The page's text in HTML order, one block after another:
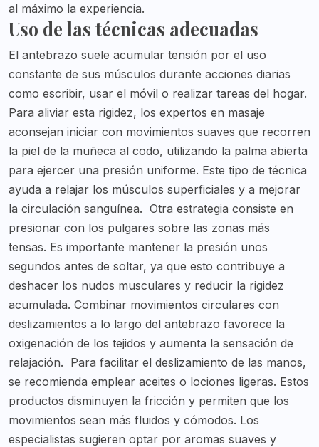
al máximo la experiencia.
Uso de las técnicas adecuadas
El antebrazo suele acumular tensión por el uso
constante de sus músculos durante acciones diarias
como escribir, usar el móvil o realizar tareas del hogar.
Para aliviar esta rigidez, los expertos en masaje
aconsejan iniciar con movimientos suaves que recorren
la piel de la muñeca al codo, utilizando la palma abierta
para ejercer una presión uniforme. Este tipo de técnica
ayuda a relajar los músculos superficiales y a mejorar
la circulación sanguínea. Otra estrategia consiste en
presionar con los pulgares sobre las zonas más
tensas. Es importante mantener la presión unos
segundos antes de soltar, ya que esto contribuye a
deshacer los nudos musculares y reducir la rigidez
acumulada. Combinar movimientos circulares con
deslizamientos a lo largo del antebrazo favorece la
oxigenación de los tejidos y aumenta la sensación de
relajación. Para facilitar el deslizamiento de las manos,
se recomienda emplear aceites o lociones ligeras. Estos
productos disminuyen la fricción y permiten que los
movimientos sean más fluidos y cómodos. Los
especialistas sugieren optar por aromas suaves y